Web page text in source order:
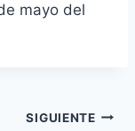
mayo del
SIGUIENTE